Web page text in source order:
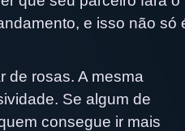
e isso não só
de rosas. A mesma
Se algum de
consegue ir mais